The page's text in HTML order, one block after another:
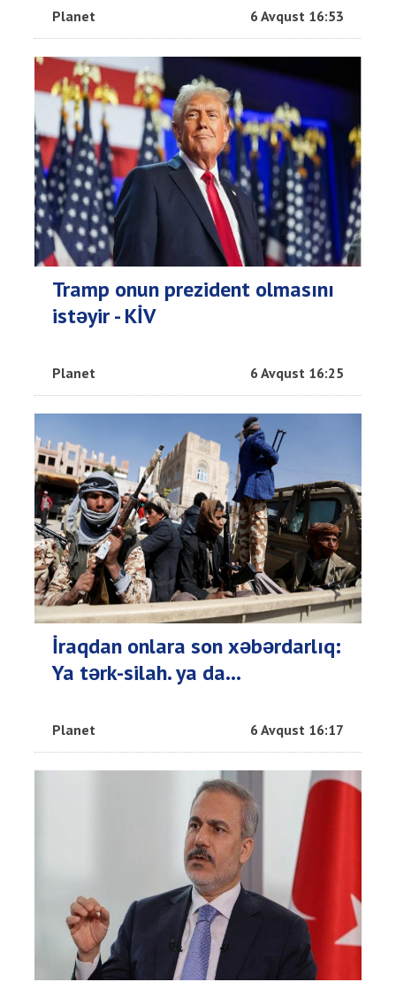
Planet 6 Avqust 16:53
Tramp onun prezident olmasını
istəyir - KİV
Planet 6 Avqust 16:25
İraqdan onlara son xəbərdarlıq:
Ya tərk-silah. ya da…
Planet 6 Avqust 16:17